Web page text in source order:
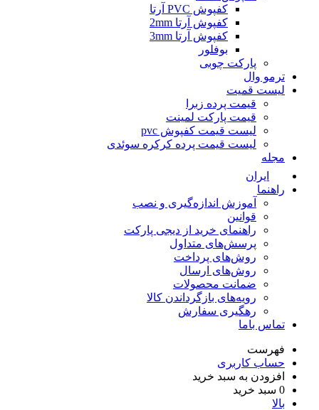
کفپوش PVC آرتا
کفپوش آرتا 2mm
کفپوش آرتا 3mm
بوفلور
پارکت چوبی
ترمو وال
لیست قمیت
قیمت پرده زبرا
قیمت پارکت لمینت
لیست قیمت کفپوش pvc
لیست قیمت پرده کرکره سوئدی
مجله
ایران
راهنما
آموزش اندازه‌گیری و نصب
قوانین
راهنمای خرید از دیجی پارکت
پرسش‌های متداول
روش‌های پرداخت
روش‌های ارسال
ضمانت محصولات
رویه‌های بازگرداندن کالا
رهگیری سفارش
تماس باما
فهرست
حساب کاربری
افزودن به سبد خرید
0 سبد خرید
بالا